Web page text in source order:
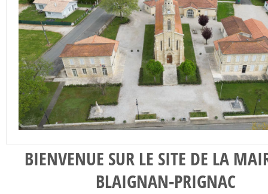
BIENVENUE SUR LE SITE DE LA
BLAIGNAN-PRIGNAC